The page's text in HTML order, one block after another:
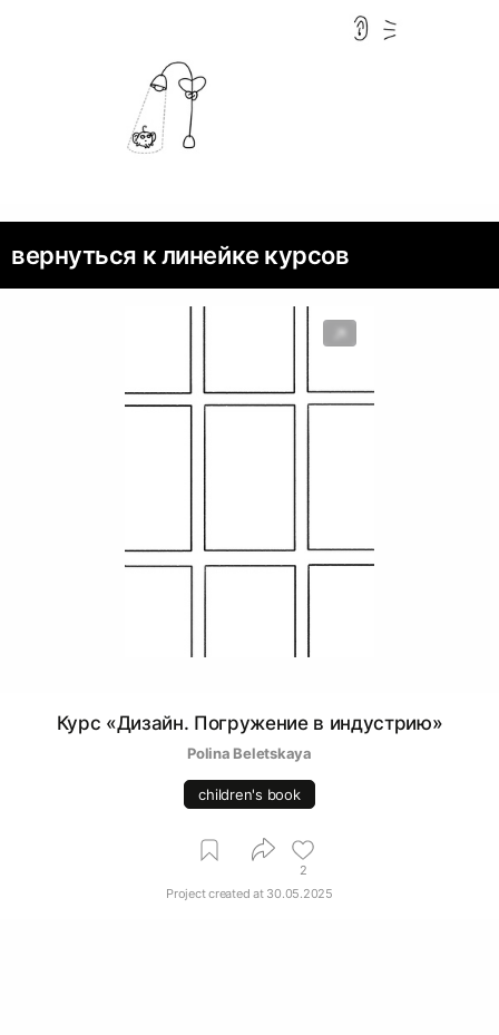
вернуться к линейке курсов
Курс «Дизайн. Погружение в индустрию»
Polina Beletskaya
children's book
2
Project created at 30.05.2025